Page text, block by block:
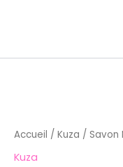
Accueil / Kuza / Savon
Kuza